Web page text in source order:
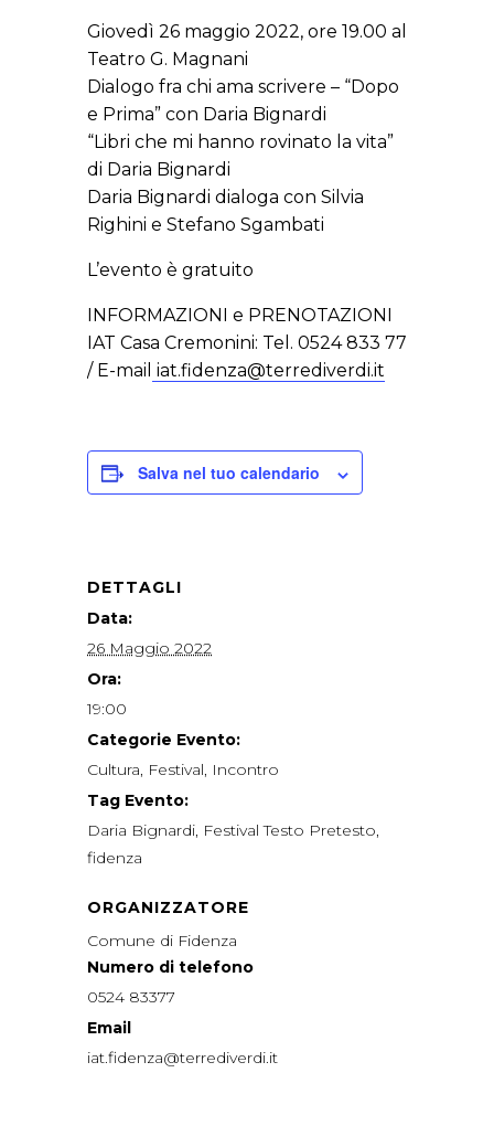
Giovedì 26 maggio 2022, ore 19.00 al
Teatro G. Magnani
Dialogo fra chi ama scrivere – “Dopo
e Prima” con Daria Bignardi
“Libri che mi hanno rovinato la vita”
di Daria Bignardi
Daria Bignardi dialoga con Silvia
Righini e Stefano Sgambati
L’evento è gratuito
INFORMAZIONI e PRENOTAZIONI
IAT Casa Cremonini: Tel. 0524 833 77
/ E-mail iat.fidenza@terrediverdi.it
Salva nel tuo calendario
DETTAGLI
Data:
26 Maggio 2022
Ora:
19:00
Categorie Evento:
Cultura, Festival, Incontro
Tag Evento:
Daria Bignardi, Festival Testo Pretesto,
fidenza
ORGANIZZATORE
Comune di Fidenza
Numero di telefono
0524 83377
Email
iat.fidenza@terrediverdi.it